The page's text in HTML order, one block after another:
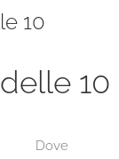
10
10
Dove